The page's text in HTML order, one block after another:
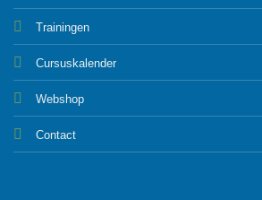
Trainingen
Cursuskalender
Webshop
Contact